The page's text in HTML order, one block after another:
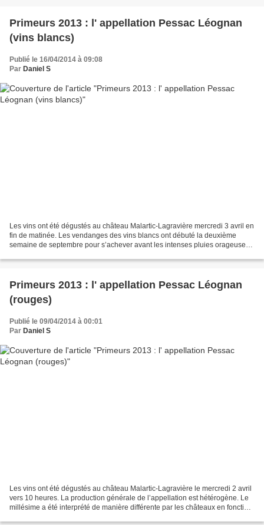
Primeurs 2013 : l' appellation Pessac Léognan
(vins blancs)
Publié le 16/04/2014 à 09:08
Par Daniel S
Les vins ont été dégustés au château Malartic-Lagravière mercredi 3 avril en
fin de matinée. Les vendanges des vins blancs ont débuté la deuxième
semaine de septembre pour s’achever avant les intenses pluies orageuse
Primeurs 2013 : l' appellation Pessac Léognan
(rouges)
Publié le 09/04/2014 à 00:01
Par Daniel S
Les vins ont été dégustés au château Malartic-Lagravière le mercredi 2 avril
vers 10 heures. La production générale de l’appellation est hétérogène. Le
millésime a été interprété de manière différente par les châteaux en fonction